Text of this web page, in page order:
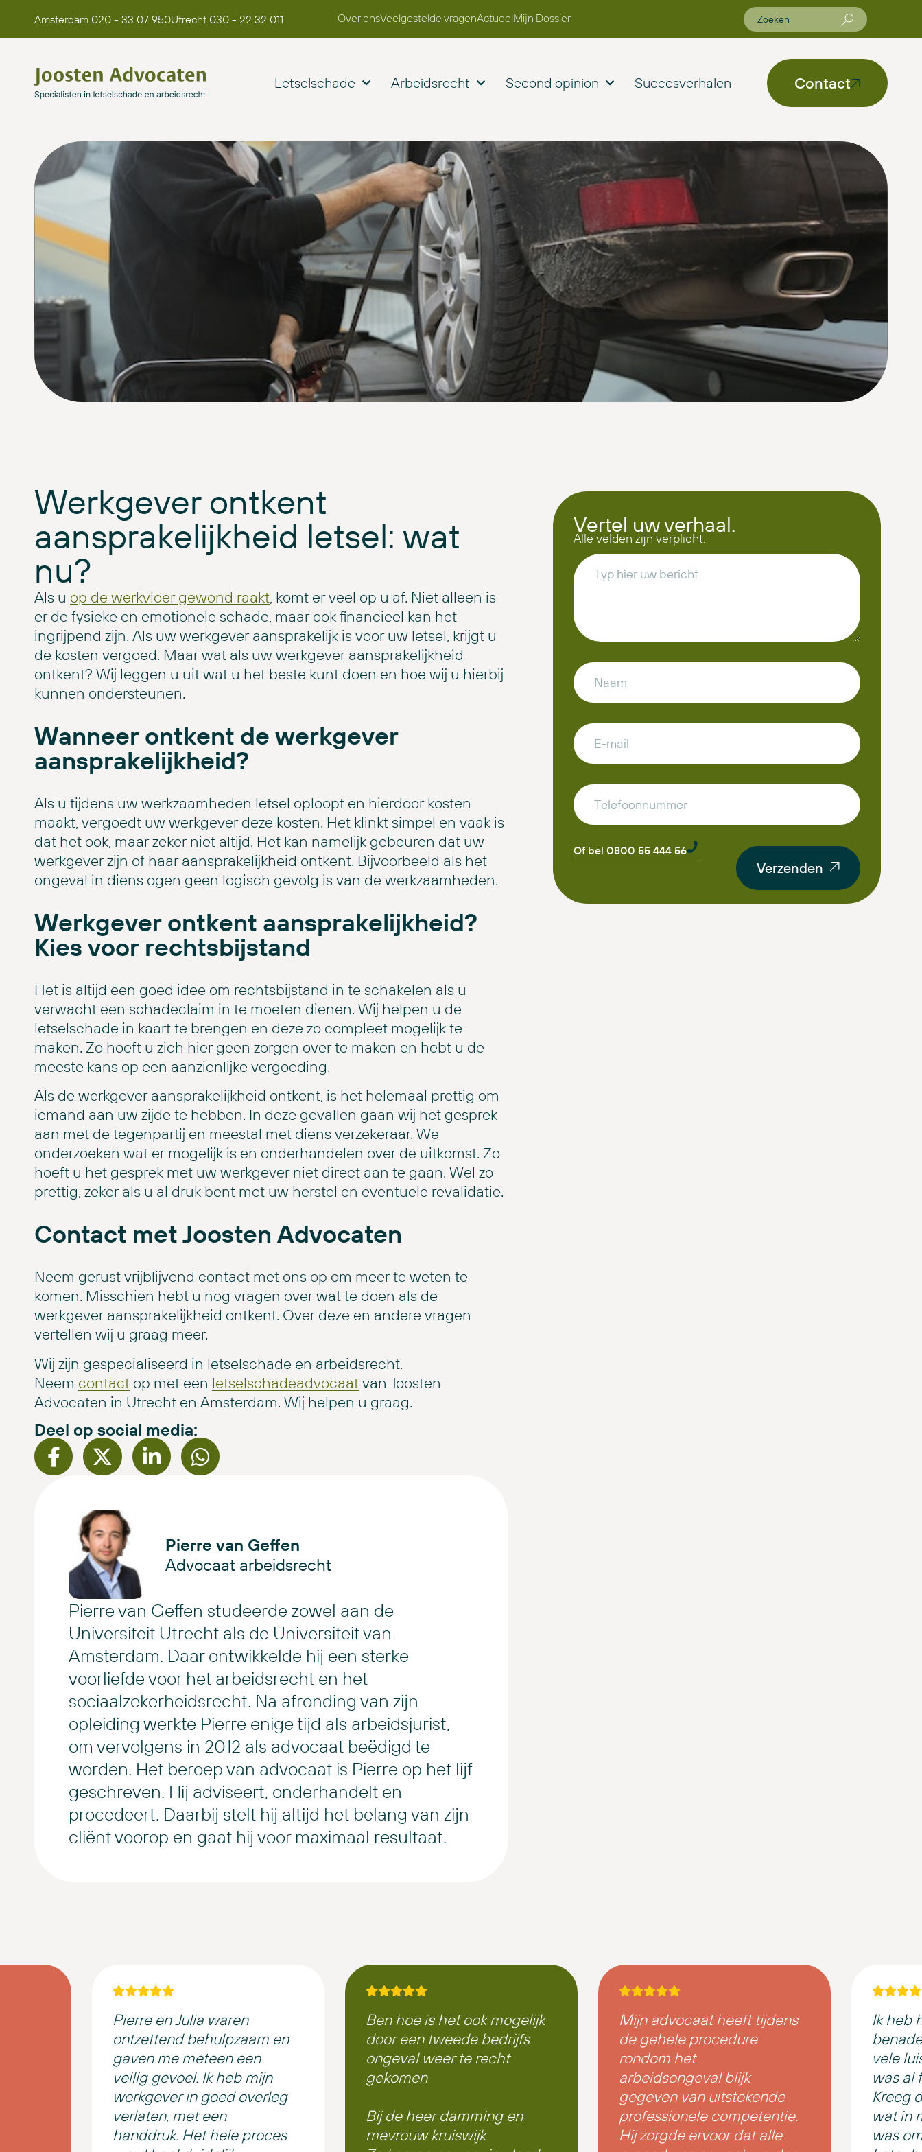
Amsterdam 020 - 33 07 950Utrecht 030 - 22 32 011 Over onsVeelgestelde vragenActueelMijn Dossier
Letselschade Arbeidsrecht Second opinion Succesverhalen Contact
Werkgever ontkent
aansprakelijkheid letsel: wat
nu?
Als u op de werkvloer gewond raakt, komt er veel op u af. Niet alleen is
er de fysieke en emotionele schade, maar ook financieel kan het
ingrijpend zijn. Als uw werkgever aansprakelijk is voor uw letsel, krijgt u
de kosten vergoed. Maar wat als uw werkgever aansprakelijkheid
ontkent? Wij leggen u uit wat u het beste kunt doen en hoe wij u hierbij
kunnen ondersteunen.
Wanneer ontkent de werkgever
aansprakelijkheid?
Als u tijdens uw werkzaamheden letsel oploopt en hierdoor kosten
maakt, vergoedt uw werkgever deze kosten. Het klinkt simpel en vaak is
dat het ook, maar zeker niet altijd. Het kan namelijk gebeuren dat uw
werkgever zijn of haar aansprakelijkheid ontkent. Bijvoorbeeld als het
ongeval in diens ogen geen logisch gevolg is van de werkzaamheden.
Werkgever ontkent aansprakelijkheid?
Kies voor rechtsbijstand
Het is altijd een goed idee om rechtsbijstand in te schakelen als u
verwacht een schadeclaim in te moeten dienen. Wij helpen u de
letselschade in kaart te brengen en deze zo compleet mogelijk te
maken. Zo hoeft u zich hier geen zorgen over te maken en hebt u de
meeste kans op een aanzienlijke vergoeding.
Als de werkgever aansprakelijkheid ontkent, is het helemaal prettig om
iemand aan uw zijde te hebben. In deze gevallen gaan wij het gesprek
aan met de tegenpartij en meestal met diens verzekeraar. We
onderzoeken wat er mogelijk is en onderhandelen over de uitkomst. Zo
hoeft u het gesprek met uw werkgever niet direct aan te gaan. Wel zo
prettig, zeker als u al druk bent met uw herstel en eventuele revalidatie.
Contact met Joosten Advocaten
Neem gerust vrijblijvend contact met ons op om meer te weten te
komen. Misschien hebt u nog vragen over wat te doen als de
werkgever aansprakelijkheid ontkent. Over deze en andere vragen
vertellen wij u graag meer.
Wij zijn gespecialiseerd in letselschade en arbeidsrecht.
Neem contact op met een letselschadeadvocaatvan Joosten
Advocaten in Utrecht en Amsterdam. Wij helpen u graag.
Deel op social media:
Pierre van Geffen
Advocaat arbeidsrecht
Pierre van Geffen studeerde zowel aan de
Universiteit Utrecht als de Universiteit van
Amsterdam. Daar ontwikkelde hij een sterke
voorliefde voor het arbeidsrecht en het
sociaalzekerheidsrecht. Na afronding van zijn
opleiding werkte Pierre enige tijd als arbeidsjurist,
om vervolgens in 2012 als advocaat beëdigd te
worden. Het beroep van advocaat is Pierre op het lijf
geschreven. Hij adviseert, onderhandelt en
procedeert. Daarbij stelt hij altijd het belang van zijn
cliënt voorop en gaat hij voor maximaal resultaat.
Vertel uw verhaal.
Alle velden zijn verplicht.
Verzenden
Of bel 0800 55 444 56
Pierre en Julia waren
ontzettend behulpzaam en
gaven me meteen een
veilig gevoel. Ik heb mijn
werkgever in goed overleg
verlaten, met een
handdruk. Het hele proces
Ben hoe is het ook mogelijk
door een tweede bedrijfs
ongeval weer te recht
gekomen
Bij de heer damming en
mevrouw kruiswijk
Mijn advocaat heeft tijdens
de gehele procedure
rondom het
arbeidsongeval blijk
gegeven van uitstekende
professionele competentie.
Hij zorgde ervoor dat alle
Ik heb
vele
was al
Kreeg
wat in
was